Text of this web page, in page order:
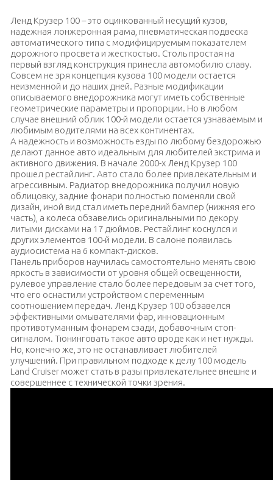
Ленд Крузер 100 – это оцинкованный несущий кузов,
надежная лонжеронная рама, пневматическая подвеска
автоматического типа с модифицируемым показателем
дорожного просвета и жесткостью. Столь простая на
первый взгляд конструкция принесла автомобилю славу.
Совсем не зря концепция кузова 100 модели остается
неизменной и до наших дней. Разные модификации
описываемого внедорожника могут иметь собственные
геометрические параметры и пропорции. Но в любом
случае внешний облик 100-й модели остается узнаваемым и
любимым водителями на всех континентах.
А надежность и возможность езды по любому бездорожью
делают данное авто идеальным для любителей экстрима и
активного движения. В начале 2000-х Ленд Крузер 100
прошел рестайлинг. Авто стало более привлекательным и
агрессивным. Радиатор внедорожника получил новую
облицовку, задние фонари полностью поменяли свой
дизайн, иной вид стал иметь передний бампер (нижняя его
часть), а колеса обзавелись оригинальными по декору
литыми дисками на 17 дюймов. Рестайлинг коснулся и
других элементов 100-й модели. В салоне появилась
аудиосистема на 6 компакт-дисков.
Панель приборов научилась самостоятельно менять свою
яркость в зависимости от уровня общей освещенности,
рулевое управление стало более передовым за счет того,
что его оснастили устройством с переменным
соотношением передач. Ленд Крузер 100 обзавелся
эффективными омывателями фар, инновационным
противотуманным фонарем сзади, добавочным стоп-
сигналом. Тюнинговать такое авто вроде как и нет нужды.
Но, конечно же, это не останавливает любителей
улучшений. При правильном подходе к делу 100 модель
Land Cruiser может стать в разы привлекательнее внешне и
совершеннее с технической точки зрения.